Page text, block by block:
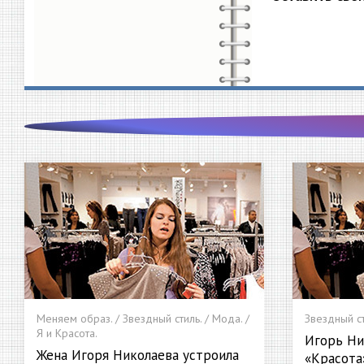
Меняем образ. / Звездный стиль. / Мода. /
Я и Красота.
Жена Игоря Николаева устроила
Звездный
Игорь